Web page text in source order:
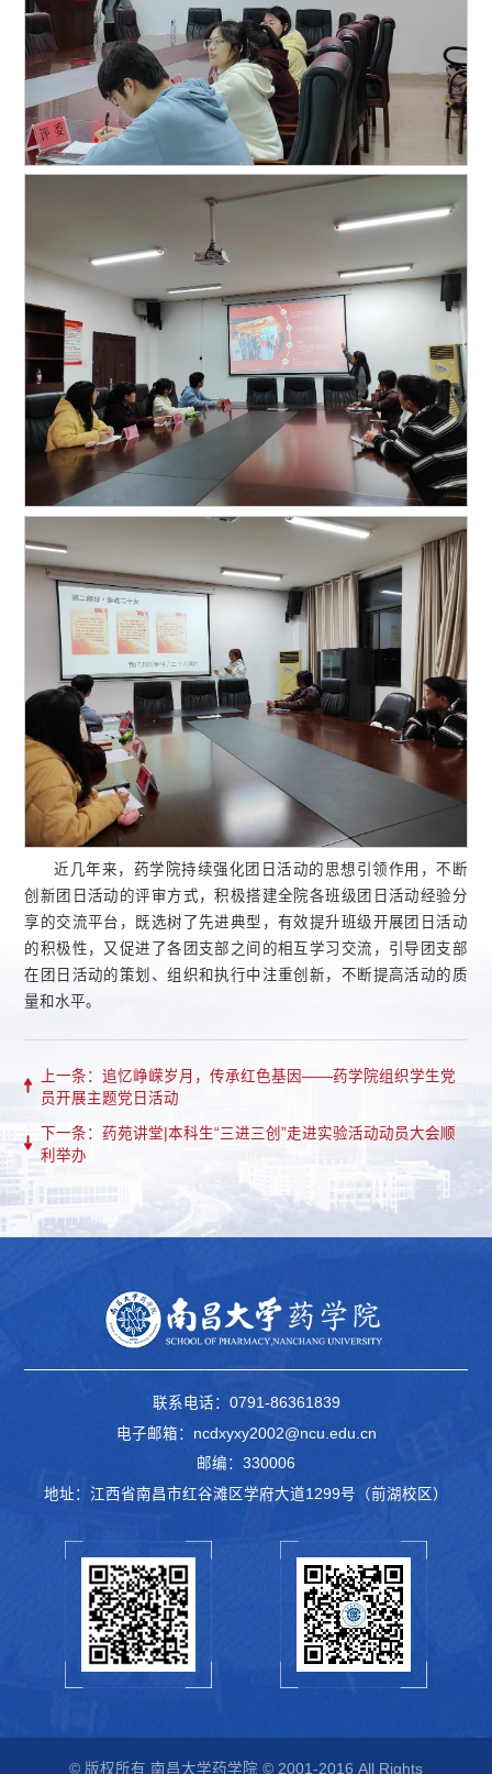
近几年来，药学院持续强化团日活动的思想引领作用，不断
创新团日活动的评审方式，积极搭建全院各班级团日活动经验分
享的交流平台，既选树了先进典型，有效提升班级开展团日活动
的积极性，又促进了各团支部之间的相互学习交流，引导团支部
在团日活动的策划、组织和执行中注重创新，不断提高活动的质
量和水平。
上一条：追忆峥嵘岁月，传承红色基因——药学院组织学生党
员开展主题党日活动
下一条：药苑讲堂|本科生“三进三创”走进实验活动动员大会顺
利举办
联系电话：0791-86361839
电子邮箱：ncdxyxy2002@ncu.edu.cn
邮编：330006
地址：江西省南昌市红谷滩区学府大道1299号（前湖校区）
© 版权所有 南昌大学药学院 © 2001-2016 All Rights